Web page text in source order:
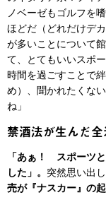
ノベーゼもゴルフを
ほどだ（どれだけデ
が多いことについて
て、とてもいいスポ
時間を過ごすことで
め）、聞かれたくな
ね」
禁酒法が生んだ
「あぁ！ スポーツ
した」。 突然思い出
売が『ナスカー』の